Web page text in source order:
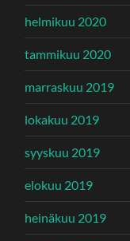
helmikuu 2020
tammikuu 2020
marraskuu 2019
lokakuu 2019
syyskuu 2019
elokuu 2019
heinäkuu 2019